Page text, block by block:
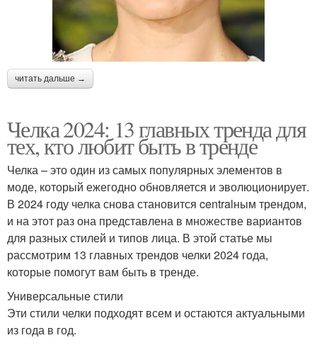
читать дальше →
Челка 2024: 13 главных тренда для
тех, кто любит быть в тренде
Челка – это один из самых популярных элементов в
моде, который ежегодно обновляется и эволюционирует.
В 2024 году челка снова становится centralным трендом,
и на этот раз она представлена в множестве вариантов
для разных стилей и типов лица. В этой статье мы
рассмотрим 13 главных трендов челки 2024 года,
которые помогут вам быть в тренде.
Универсальные стили
Эти стили челки подходят всем и остаются актуальными
из года в год.